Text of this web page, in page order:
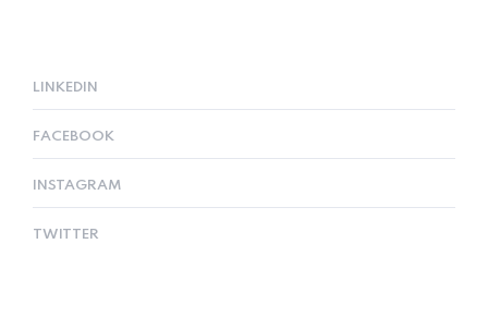
LINKEDIN
FACEBOOK
INSTAGRAM
TWITTER